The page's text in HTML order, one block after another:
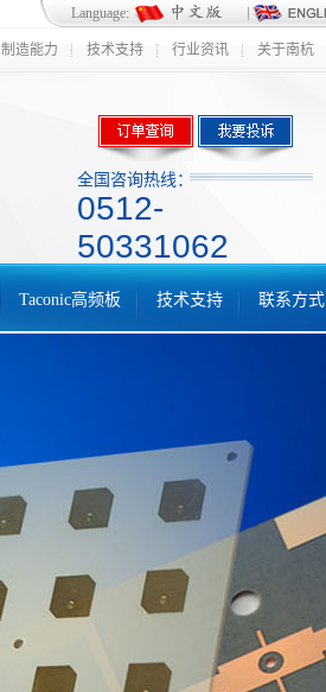
Language:
制造能力 技术支持 行业资讯 关于南杭
全国咨询热线：
0512-
50331062
Taconic高频板 技术支持 联系方式